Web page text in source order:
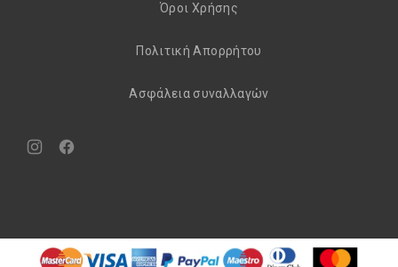
Όροι Χρήσης
Πολιτική Απορρήτου
Aσφάλεια συναλλαγών
Νέο
Νέο